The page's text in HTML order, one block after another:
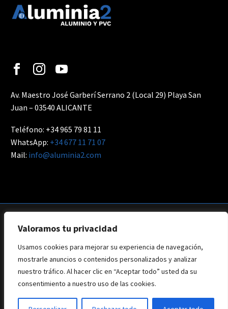
Valoramos tu privacidad
Usamos cookies para mejorar su experiencia de navegación,
mostrarle anuncios o contenidos personalizados y analizar
nuestro tráfico. Al hacer clic en “Aceptar todo” usted da su
consentimiento a nuestro uso de las cookies.
Av. Maestro José Garberí Serrano 2 (Local 29) Playa San
Juan – 03540 ALICANTE
Teléfono: +34 965 79 81 11
WhatsApp: +34 677 11 71 07
Mail: info@aluminia2.com
Aviso Legal Privacidad
Política de Cookies
Web: Branding Creative
Copyright © 2022 - Todos los derechos reservados - Aluminia2